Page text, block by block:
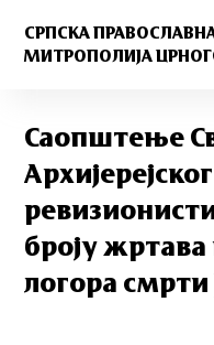
СРПСКА
МИТРОПОЛИЈА
Саопштење
броју
логора смрти